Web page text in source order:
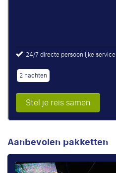
24/7 directe persoonlijke service
2 nachten
Stel je reis samen
Aanbevolen pakketten